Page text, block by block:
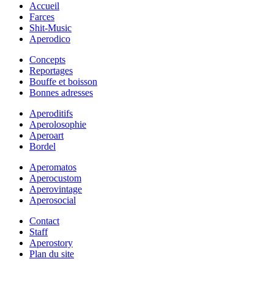
Accueil
Farces
Shit-Music
Aperodico
Concepts
Reportages
Bouffe et boisson
Bonnes adresses
Aperoditifs
Aperolosophie
Aperoart
Bordel
Aperomatos
Aperocustom
Aperovintage
Aperosocial
Contact
Staff
Aperostory
Plan du site